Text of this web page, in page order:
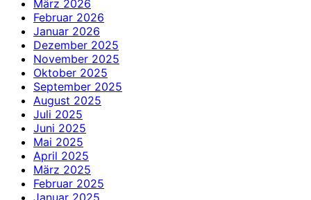
März 2026
Februar 2026
Januar 2026
Dezember 2025
November 2025
Oktober 2025
September 2025
August 2025
Juli 2025
Juni 2025
Mai 2025
April 2025
März 2025
Februar 2025